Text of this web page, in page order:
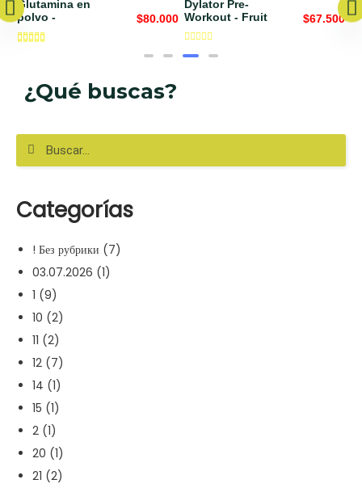
en
-
80.000
Dylator Pre-
Workout - Fruit
67.500
¿Qué buscas?
Categorías
! Без рубрики (7)
03.07.2026 (1)
1 (9)
10 (2)
11 (2)
12 (7)
14 (1)
15 (1)
2 (1)
20 (1)
21 (2)